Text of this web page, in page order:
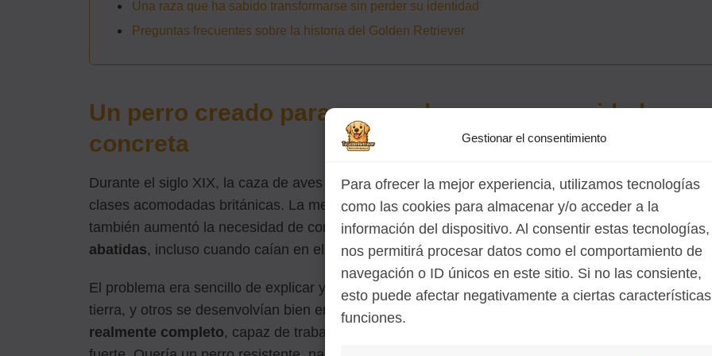
Gestionar el consentimiento
Para ofrecer la mejor experiencia, utilizamos tecnologías
como las cookies para almacenar y/o acceder a la
información del dispositivo. Al consentir estas tecnologías,
nos permitirá procesar datos como el comportamiento de
navegación o ID únicos en este sitio. Si no las consiente,
esto puede afectar negativamente a ciertas
funciones.
Una raza que ha sabido transformarse sin perder su identidad
Preguntas frecuentes sobre la historia del Golden Retriever
Un perro creado para responder a una necesidad muy
concreta
Durante el siglo XIX, la caza de aves y otras piezas menores era una actividad muy vinculada a las
clases acomodadas británicas. La mejora de las armas de fuego hizo más eficaz la caza, pero
también aumentó la necesidad de contar con perros capaces delocalizar y recuperar las piezas
abatidas, incluso cuando caían en el agua, entre vegetación espesa o en zonas de difícil acceso.
El problema era sencillo de explicar y no tan sencillo de resolver: muchos perros podían cobrar en
tierra, y otros se desenvolvían bien en el agua, pero
realmente completo, capaz de trabajar con solvencia en ambos medios. No buscaba solo un